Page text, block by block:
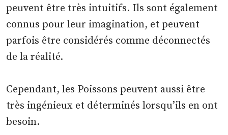
peuvent être très intuitifs. Ils sont également
connus pour leur imagination, et peuvent
parfois être considérés comme déconnectés
de la réalité.
Cependant, les Poissons peuvent aussi être
très ingénieux et déterminés lorsqu’ils en ont
besoin.